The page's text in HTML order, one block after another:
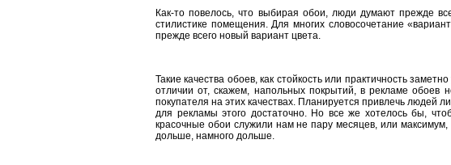
Как-то повелось, что выбирая обои, люди думают прежде
стилистике помещения. Для многих словосочетание
прежде всего новый вариант цвета.
Такие качества обоев, как стойкость или практичность
отличии от, скажем, напольных покрытий, в рекламе обоев
покупателя на этих качествах. Планируется привлечь людей
для рекламы этого достаточно. Но все же хотелось бы,
красочные обои служили нам не пару месяцев, или максимум,
дольше, намного дольше.